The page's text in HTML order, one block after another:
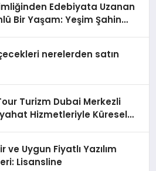
Edebiyata Uzanan
Bir Yaşam: Yeşim Şahin
nerelerden satın
Turizm Dubai Merkezli
Hizmetleriyle Küresel
ve Uygun Fiyatlı Yazılım
Lisansline